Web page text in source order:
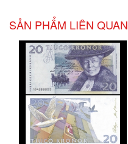
SẢN PHẨM LIÊN QUAN